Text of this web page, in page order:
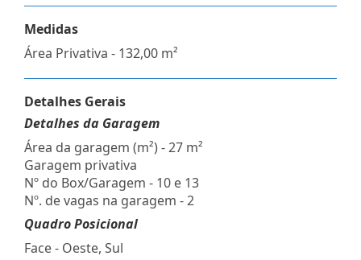
Medidas
Área Privativa - 132,00 m²
Detalhes Gerais
Detalhes da Garagem
Área da garagem (m²) - 27 m²
Garagem privativa
Nº do Box/Garagem - 10 e 13
Nº. de vagas na garagem - 2
Quadro Posicional
Face - Oeste, Sul